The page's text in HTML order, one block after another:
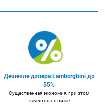
Дешевле дилера Lamborghini до
55%
Существенная экономия, при этом
качество не ниже